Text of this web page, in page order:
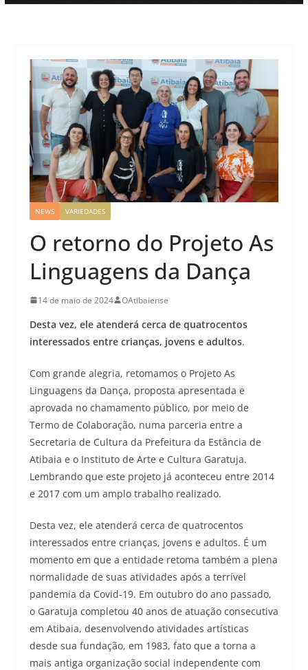
NEWS VARIEDADES
O retorno do Projeto As
Linguagens da Dança
14 de maio de 2024 OAtibaiense
Desta vez, ele atenderá cerca de quatrocentos
interessados entre crianças, jovens e adultos.
Com grande alegria, retomamos o Projeto As
Linguagens da Dança, proposta apresentada e
aprovada no chamamento público, por meio de
Termo de Colaboração, numa parceria entre a
Secretaria de Cultura da Prefeitura da Estância de
Atibaia e o Instituto de Arte e Cultura Garatuja.
Lembrando que este projeto já aconteceu entre 2014
e 2017 com um amplo trabalho realizado.
Desta vez, ele atenderá cerca de quatrocentos
interessados entre crianças, jovens e adultos. É um
momento em que a entidade retoma também a plena
normalidade de suas atividades após a terrível
pandemia da Covid-19. Em outubro do ano passado,
o Garatuja completou 40 anos de atuação consecutiva
em Atibaia, desenvolvendo atividades artísticas
desde sua fundação, em 1983, fato que a torna a
mais antiga organização social independente com